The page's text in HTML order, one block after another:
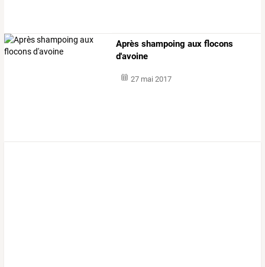
Après shampoing aux flocons
d'avoine
27 mai 2017